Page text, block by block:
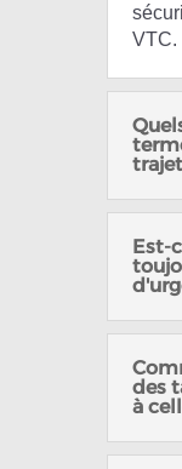
VTC.
Est-
des
à